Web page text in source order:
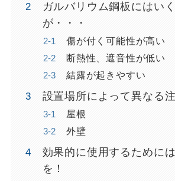
ガルバリウム鋼板にはい
が・・・
傷が付く可能性が高い
断熱性、遮音性が低い
結露が起きやすい
設置場所によって異なる
屋根
外壁
効果的に使用するために
を！